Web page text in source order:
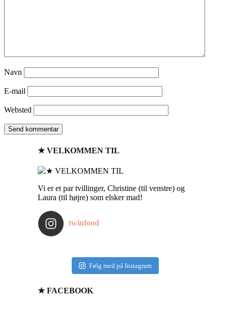
Navn
E-mail
Websted
★ VELKOMMEN TIL
Vi er et par tvillinger, Christine (til venstre) og
Laura (til højre) som elsker mad!
twinfood
Følg med på Instagram
★ FACEBOOK